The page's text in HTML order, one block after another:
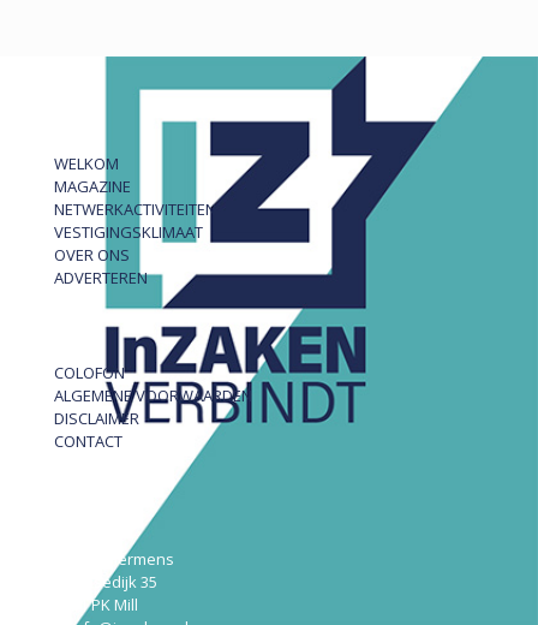
WELKOM
MAGAZINE
NETWERKACTIVITEITEN
VESTIGINGSKLIMAAT
OVER ONS
ADVERTEREN
COLOFON
ALGEMENE VOORWAARDEN
DISCLAIMER
CONTACT
Robert Hermens
Udensedijk 35
5451 PK Mill